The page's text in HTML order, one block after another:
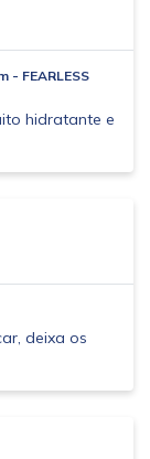
- FEARLESS
hidratante e
deixa os